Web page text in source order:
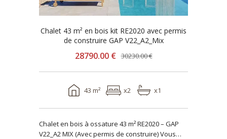
Chalet 43 m² en bois kit RE2020 avec permis
de construire GAP V22_A2_Mix
28790.00 € 30230.00 €
43 m² x2 x1
Chalet en bois à ossature 43 m² RE2020 – GAP
V22_A2 MIX (Avec permis de construire) Vous